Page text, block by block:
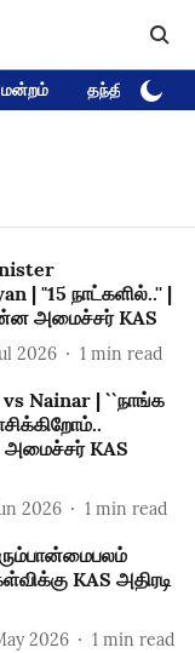
தந்தி டிவி
| "15 நாட்களில்..'' |
அமைச்சர் KAS
2026 1 min read
Nainar | ``நாங்க
அமைச்சர் KAS
2026 1 min read
KAS அதிரடி
2026 1 min read